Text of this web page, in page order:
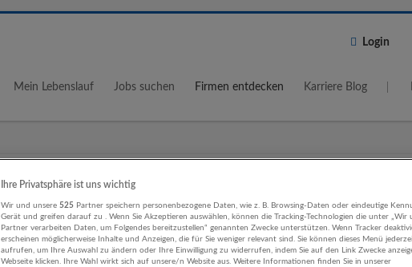
Login
Mein Lebenslauf Jobs suchen Firmen entdecken Karriere Blog
Wo?
5 km
Ihre Privatsphäre ist uns wichtig
Wir und unsere 525 Partner speichern personenbezogene Daten, wie z. B. Browsing-Daten oder eindeutige
Gerät und greifen darauf zu . Wenn Sie Akzeptieren auswählen, können die Tracking-Technologien die unter „Wir
Partner verarbeiten Daten, um Folgendes bereitzustellen“ genannten Zwecke unterstützen. Wenn Tracker
erscheinen möglicherweise Inhalte und Anzeigen, die für Sie weniger relevant sind. Sie können dieses Menü
aufrufen, um Ihre Auswahl zu ändern oder Ihre Einwilligung zu widerrufen, indem Sie auf den Link Zwecke
Webseite klicken. Ihre Wahl wirkt sich auf unsere/n Website aus. Weitere Informationen finden Sie in unserer